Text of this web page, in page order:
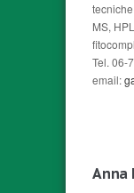
MS,
Tel. 06-
email:
Anna